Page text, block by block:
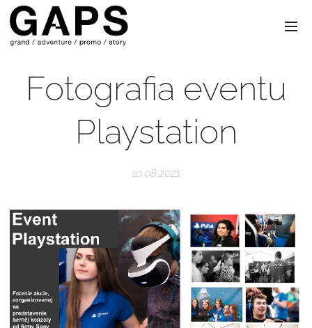
Fotografia eventu
Playstation
10.08.2021